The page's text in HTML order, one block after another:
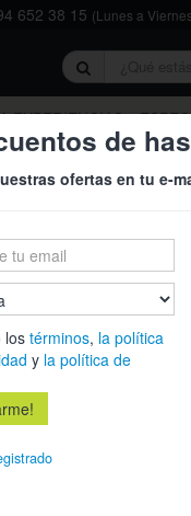
652 38 15 (Lunes a
Barcelona
Logroño
Tarragona
EXPERIENCIAS
de
ofertas en tu e-
lostérminos, la política
y la política de